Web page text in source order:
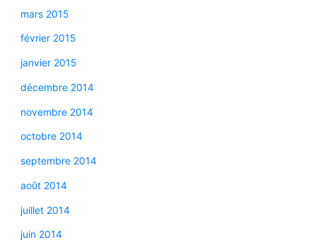
mars 2015
février 2015
janvier 2015
décembre 2014
novembre 2014
octobre 2014
septembre 2014
août 2014
juillet 2014
juin 2014